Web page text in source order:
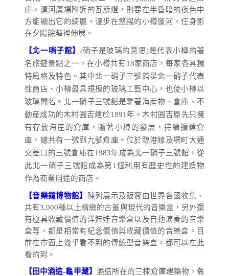
庫，運河廣場附近的瓦斯燈，則要在半昏暗的夜色中
方能顯出它的綺麗。漫步在悠揚的小樽運河，任身影
在夕陽餘暉裡伸展。
【北一哨子館】 (硝子是玻璃的意思)是代表小樽的著
名旅遊景點之一，在小樽共有18家商店，每家各具獨
特風格及特色。其中北一硝子三號館是北一硝子代表
性商店、小樽最具規模的玻璃工藝中心，也使小樽以
玻璃聞名。北一硝子三號館是靠著海産物、倉庫、不
動産成功的木村圓吉建於1891年。木村圓吉原先只擁
有存放海産的倉庫，隨著小樽的發展，持續擴建倉
庫，總共有一號到九號倉庫。位於臨港線及堺町大通
交差口的三號倉庫在1983年成為北一硝子三號館，從
此北一硝子三號館成為第1 個利用有歴史性的建造物
作為商業用途的商店。
【音樂鐘博物館】
陳列展示及販賣由世界各國收集、
共有3,000種以上精緻的古董與現代的音樂盒，另外還
有極具收藏價值的洋娃娃音樂盒以及自動演奏的音樂
盒等，都是相當有紀念價值與收藏價值的音樂盒。目
前在市面上幾乎看不到的傳統型音樂盒，都可以在此
看的到。
【田中酒造-龜甲藏】 酒造所在的三棟倉庫建築物，舊